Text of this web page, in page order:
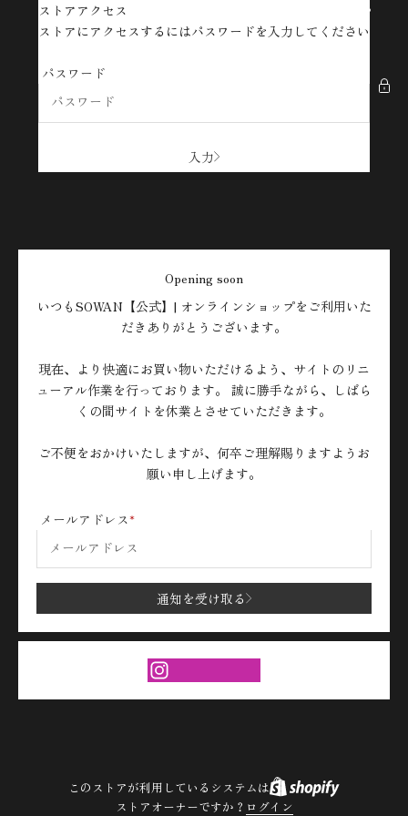
コンテンツへスキップ
SOWAN【公式】| オンラインショップ
ストアアクセス
ストアにアクセスするにはパスワードを入力してください
パスワード
入力
Opening soon
いつもSOWAN【公式】| オンラインショップをご利用いた
だきありがとうございます。
現在、より快適にお買い物いただけるよう、サイトのリニ
ューアル作業を行っております。 誠に勝手ながら、しばら
くの間サイトを休業とさせていただきます。
ご不便をおかけいたしますが、何卒ご理解賜りますようお
願い申し上げます。
メールアドレス
通知を受け取る
このストアが利用しているシステムは
ストアオーナーですか？ ログイン